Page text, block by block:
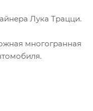
Лука Трацци.
многогранная